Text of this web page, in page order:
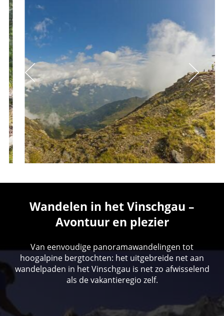
Wandelen in het Vinschgau –
Avontuur en plezier
Van eenvoudige panoramawandelingen tot
hoogalpine bergtochten: het uitgebreide net aan
wandelpaden in het Vinschgau is net zo afwisselend
als de vakantieregio zelf.